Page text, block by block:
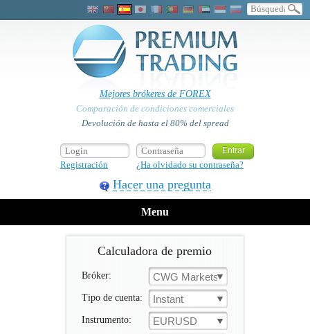
Mejores brókeres de FOREX
Comparación de condiciones comerciales
Devolución de hasta el 80% del spread
Registración ¿Ha olvidado su contraseña?
Hacer una pregunta
Menu
Calculadora de premio
Bróker: CWG Markets
Tipo de cuenta: Instant
Instrumento: EURUSD